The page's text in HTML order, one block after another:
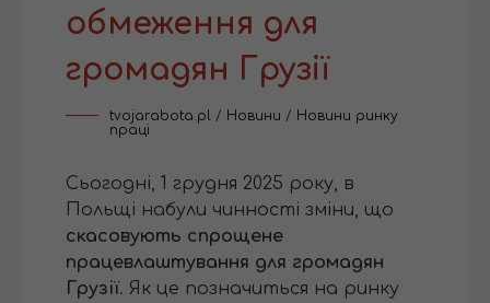
обмеження для
громадян Грузії
tvojarabota.pl / Новини / Новини ринку
праці
Сьогодні, 1 грудня 2025 року, в
Польщі набули чинності зміни, що
скасовують спрощене
працевлаштування для громадян
Грузії. Як це позначиться на ринку